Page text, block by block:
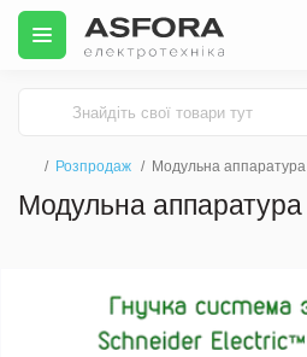
Розпродаж Модульна аппаратура
Модульна аппаратура